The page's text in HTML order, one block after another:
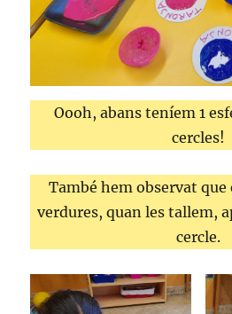
Oooh, abans teníem 1
cercles!
També hem observat
verdures, quan les tallem,
cercle.